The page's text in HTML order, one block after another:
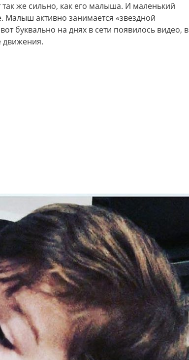
же сильно, как его малыша. И маленький
Малыш активно занимается «звездной
буквально на днях в сети появилось видео, в
движения.